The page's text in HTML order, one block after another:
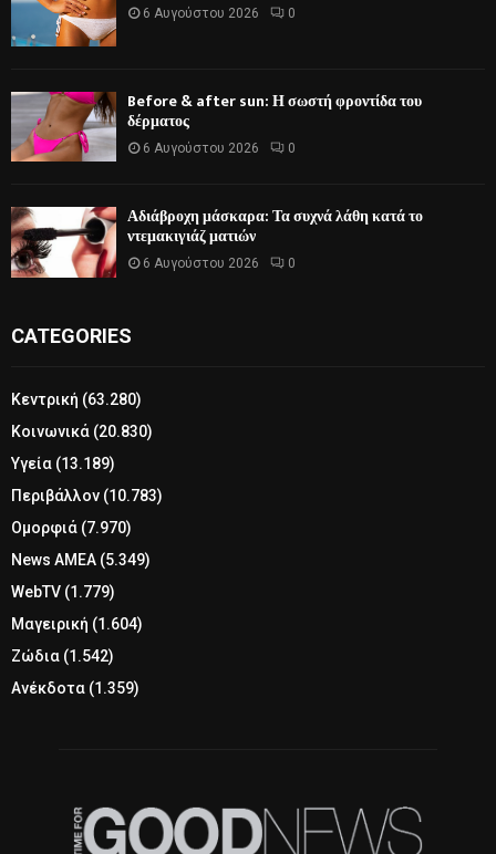
6 Αυγούστου 2026 0
Before & after sun: Η σωστή φροντίδα του
δέρματος
6 Αυγούστου 2026 0
Αδιάβροχη μάσκαρα: Τα συχνά λάθη κατά το
ντεμακιγιάζ ματιών
6 Αυγούστου 2026 0
CATEGORIES
Κεντρική (63.280)
Κοινωνικά (20.830)
Υγεία (13.189)
Περιβάλλον (10.783)
Ομορφιά (7.970)
News ΑΜΕΑ (5.349)
WebTV (1.779)
Μαγειρική (1.604)
Ζώδια (1.542)
Ανέκδοτα (1.359)